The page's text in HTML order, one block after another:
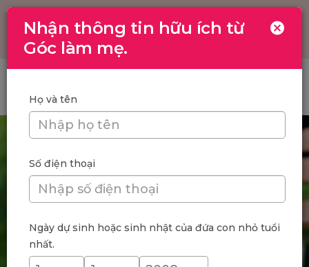
Toggle
navigation
Nhận thông tin hữu ích từ
Góc làm mẹ.
Họ và tên
Số điện thoại
Ngày dự sinh hoặc sinh nhật của đứa con nhỏ tuổi
nhất.